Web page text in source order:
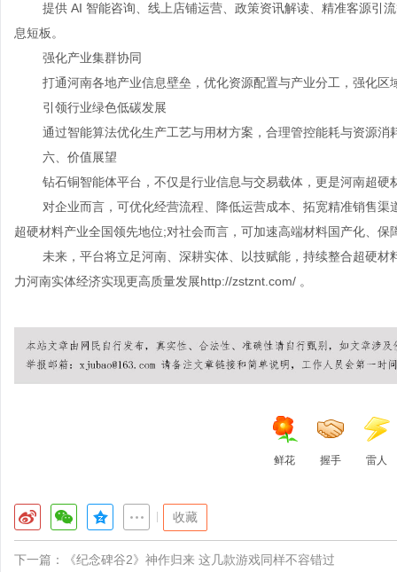
提供 AI 智能咨询、线上店铺运营、政策资讯解读、精准客源引
息短板。
强化产业集群协同
打通河南各地产业信息壁垒，优化资源配置与产业分工，强化
引领行业绿色低碳发展
通过智能算法优化生产工艺与用材方案，合理管控能耗与资源
六、价值展望
钻石铜智能体平台，不仅是行业信息与交易载体，更是河南超
对企业而言，可优化经营流程、降低运营成本、拓宽精准销售
超硬材料产业全国领先地位;对社会而言，可加速高端材料国产化、
未来，平台将立足河南、深耕实体、以技赋能，持续整合超硬
力河南实体经济实现更高质量发展http://zstznt.com/ 。
鲜花 握手 雷人
收藏
下一篇： 《纪念碑谷2》神作归来 这几款游戏同样不容错过